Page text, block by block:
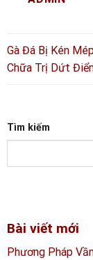
Gà Đá Bị Kén
Chữa Trị Dứt
Tìm kiếm
Bài viết mới
Phương Pháp